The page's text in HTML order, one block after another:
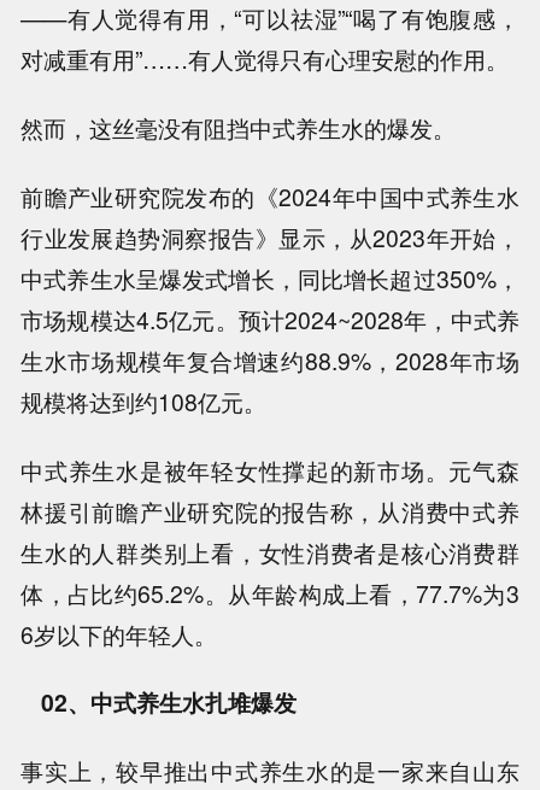
——有人觉得有用，“可以祛湿”“喝了有饱腹感，
对减重有用”……有人觉得只有心理安慰的作用。
然而，这丝毫没有阻挡中式养生水的爆发。
前瞻产业研究院发布的《2024年中国中式养生水
行业发展趋势洞察报告》显示，从2023年开始，
中式养生水呈爆发式增长，同比增长超过350%，
市场规模达4.5亿元。预计2024~2028年，中式养
生水市场规模年复合增速约88.9%，2028年市场
规模将达到约108亿元。
中式养生水是被年轻女性撑起的新市场。元气森
林援引前瞻产业研究院的报告称，从消费中式养
生水的人群类别上看，女性消费者是核心消费群
体，占比约65.2%。从年龄构成上看，77.7%为3
6岁以下的年轻人。
02、中式养生水扎堆爆发
事实上，较早推出中式养生水的是一家来自山东